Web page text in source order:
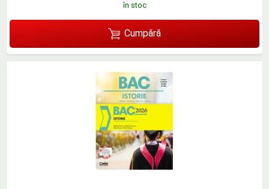
în stoc
Cumpără